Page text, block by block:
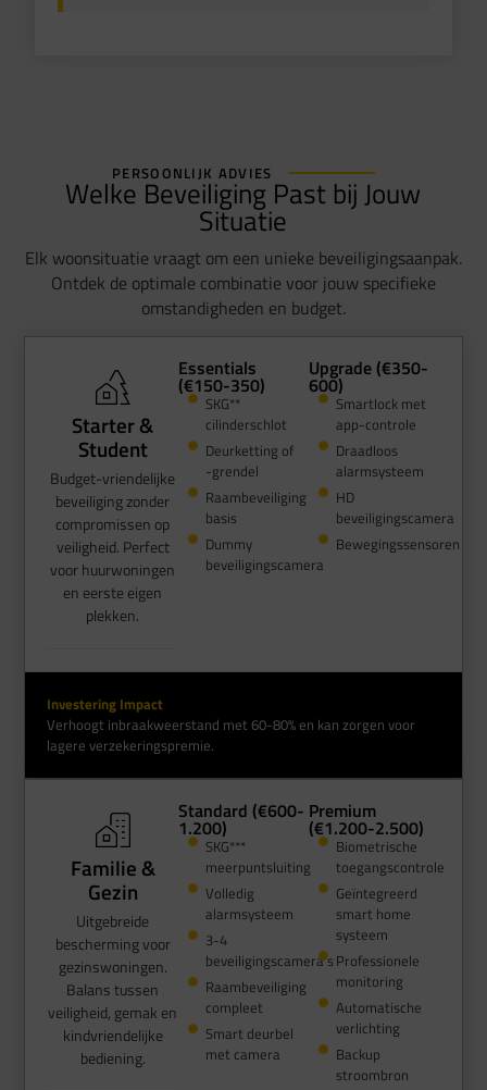
PERSOONLIJK ADVIES
Welke Beveiliging Past bij Jouw
Situatie
Elk woonsituatie vraagt om een unieke beveiligingsaanpak.
Ontdek de optimale combinatie voor jouw specifieke
omstandigheden en budget.
Starter &
Student
Budget-vriendelijke
beveiliging zonder
compromissen op
veiligheid. Perfect
voor huurwoningen
en eerste eigen
plekken.
Essentials
(€150-350)
SKG**
cilinderschlot
Deurketting of
-grendel
Raambeveiliging
basis
Dummy
beveiligingscamera
Upgrade (€350-
600)
Smartlock met
app-controle
Draadloos
alarmsysteem
HD
beveiligingscamera
Bewegingssensoren
Investering Impact
Verhoogt inbraakweerstand met 60-80% en kan zorgen voor
lagere verzekeringspremie.
Familie &
Gezin
Uitgebreide
bescherming voor
gezinswoningen.
Balans tussen
veiligheid, gemak en
kindvriendelijke
bediening.
Standard (€600-
1.200)
SKG***
meerpuntsluiting
Volledig
alarmsysteem
3-4
beveiligingscamera's
Raambeveiliging
compleet
Smart deurbel
met camera
Premium
(€1.200-2.500)
Biometrische
toegangscontrole
Geïntegreerd
smart home
systeem
Professionele
monitoring
Automatische
verlichting
Backup
stroombron